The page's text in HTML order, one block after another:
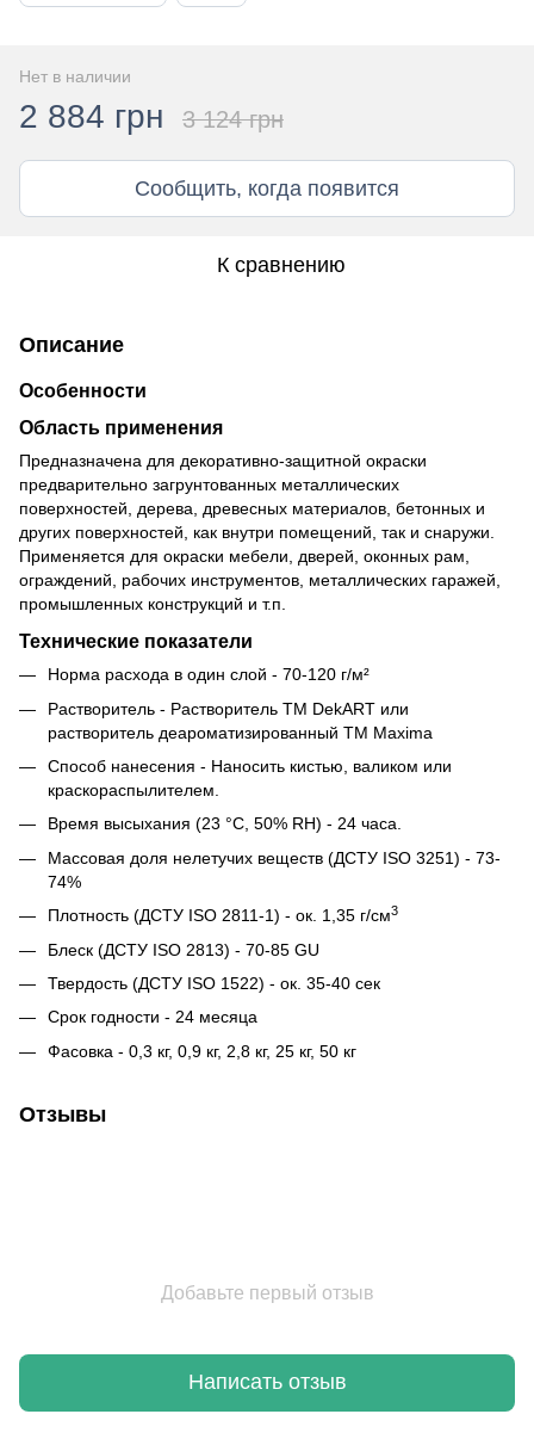
Нет в наличии
2 884 грн 3 124 грн
Сообщить, когда появится
К сравнению
Описание
Особенности
Область применения
Предназначена для декоративно-защитной окраски
предварительно загрунтованных металлических
поверхностей, дерева, древесных материалов, бетонных и
других поверхностей, как внутри помещений, так и снаружи.
Применяется для окраски мебели, дверей, оконных рам,
ограждений, рабочих инструментов, металлических гаражей,
промышленных конструкций и т.п.
Технические показатели
Норма расхода в один слой - 70-120 г/м²
Растворитель - Растворитель ТМ DekART или
растворитель деароматизированный ТМ Maxima
Способ нанесения - Наносить кистью, валиком или
краскораспылителем.
Время высыхания (23 °С, 50% RH) - 24 часа.
Массовая доля нелетучих веществ (ДСТУ ISO 3251) - 73-
74%
Плотность (ДСТУ ISO 2811-1) - ок. 1,35 г/см3
Блеск (ДСТУ ISO 2813) - 70-85 GU
Твердость (ДСТУ ISO 1522) - ок. 35-40 сек
Срок годности - 24 месяца
Фасовка - 0,3 кг, 0,9 кг, 2,8 кг, 25 кг, 50 кг
Отзывы
Добавьте первый отзыв
Написать отзыв